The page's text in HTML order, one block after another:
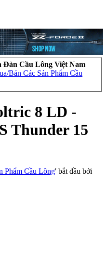
Cầu Lông Việt Nam
Bán Các Sản Phẩm Cầu
8 LD -
Thunder 15
Phẩm Cầu Lông' bắt đầu bởi